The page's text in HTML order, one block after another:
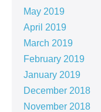
May 2019
April 2019
March 2019
February 2019
January 2019
December 2018
November 2018